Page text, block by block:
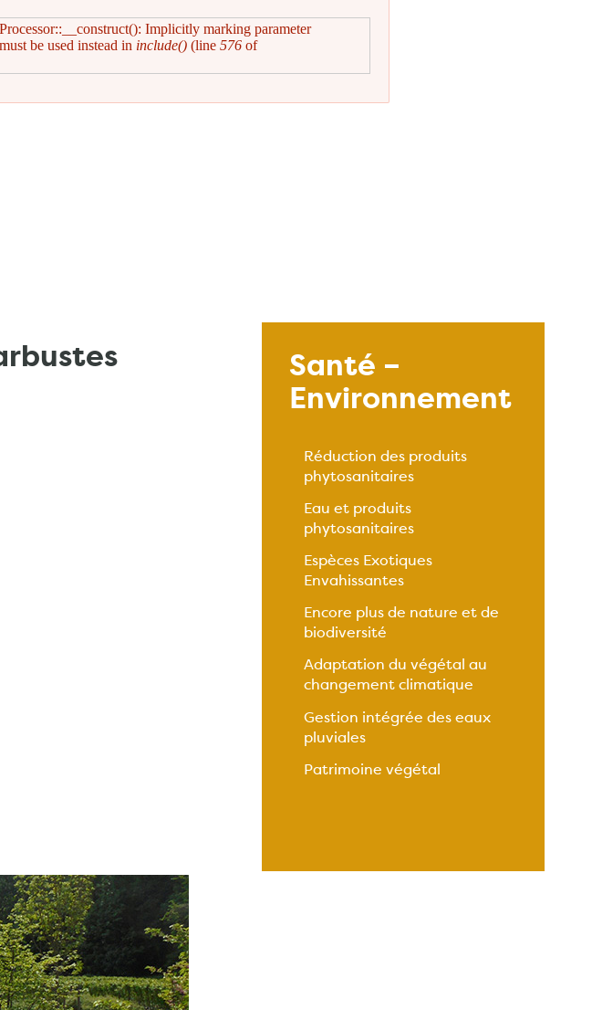
Implicitly marking parameter
be used instead in include() (line 576 of
Santé –
Environnement
Réduction des produits
phytosanitaires
Eau et produits
phytosanitaires
Espèces Exotiques
Envahissantes
Encore plus de nature et de
biodiversité
Adaptation du végétal au
changement climatique
Gestion intégrée des eaux
pluviales
Patrimoine végétal